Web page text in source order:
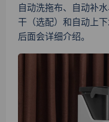
自动洗拖布、自动补
干（选配）和自动上
后面会详细介绍。